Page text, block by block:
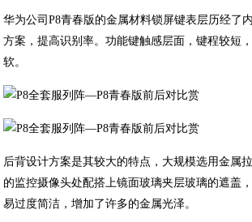
华为公司P8青春版的金属材料锁屏键表层历经了
方案，提高识别率。功能键触感层面，键程较短
软。
后背设计方案是其较大的特点，大规模选用金属
的监控摄像头处配搭上镜面玻璃夹层玻璃的遮盖
易过度简洁，增加了许多的金属光泽。